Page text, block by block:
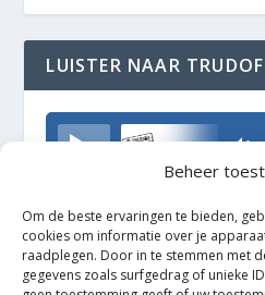
Beheer
Om de beste ervaringen te bieden,
cookies om informatie over je
raadplegen. Door in te stemmen met
gegevens zoals surfgedrag of unieke
LUISTER NAAR
TrudoFM